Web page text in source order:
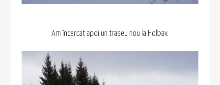
Am încercat apoi un traseu nou la Holbav.